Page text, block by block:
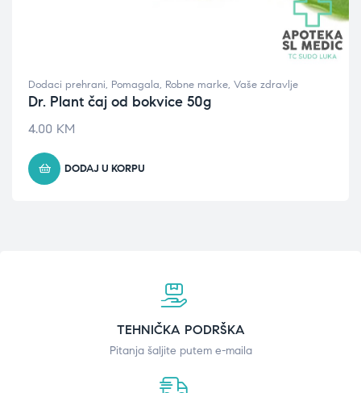
Dodaci prehrani, Pomagala, Robne marke, Vaše zdravlje
Dr. Plant čaj od bokvice 50g
4.00 KM
DODAJ U KORPU
TEHNIČKA PODRŠKA
Pitanja šaljite putem e-maila